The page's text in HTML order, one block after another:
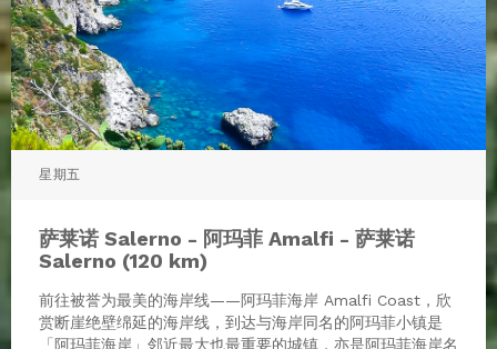
星期五
萨莱诺 Salerno - 阿玛菲 Amalfi - 萨莱诺
Salerno (120 km)
前往被誉为最美的海岸线——阿玛菲海岸 Amalfi Coast，欣
赏断崖绝壁绵延的海岸线，到达与海岸同名的阿玛菲小镇是
「阿玛菲海岸」邻近最大也最重要的城镇，亦是阿玛菲海岸名